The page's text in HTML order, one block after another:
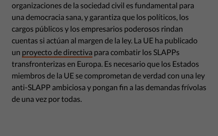
organizaciones de la sociedad civil es fundamental para
una democracia sana, y garantiza que los políticos, los
cargos públicos y los empresarios poderosos rindan
cuentas si actúan al margen de la ley. La UE ha publicado
un proyecto de directiva para combatir los SLAPPs
transfronterizas en Europa. Es necesario que los Estados
miembros de la UE se comprometan de verdad con una ley
anti-SLAPP ambiciosa y pongan fin a las demandas frívolas
de una vez por todas.